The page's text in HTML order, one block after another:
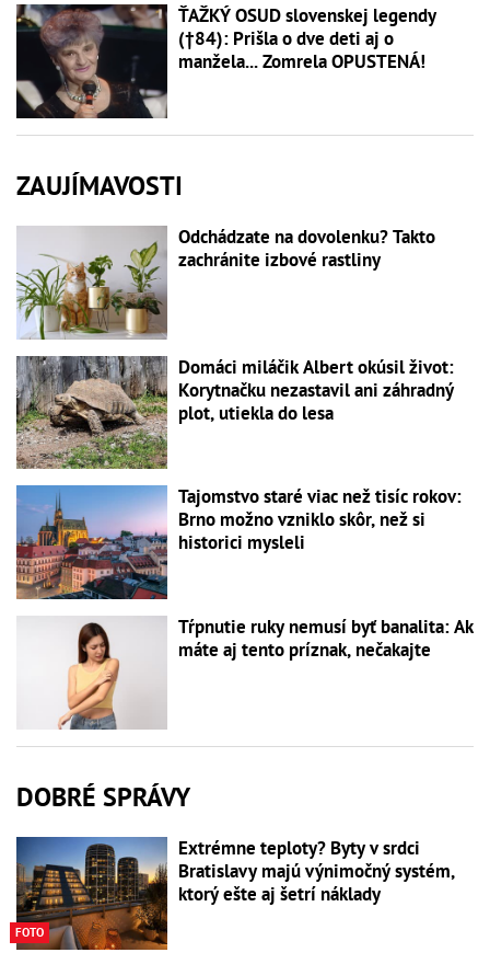
ŤAŽKÝ OSUD slovenskej legendy
(†84): Prišla o dve deti aj o
manžela... Zomrela OPUSTENÁ!
ZAUJÍMAVOSTI
Odchádzate na dovolenku? Takto
zachránite izbové rastliny
Domáci miláčik Albert okúsil život:
Korytnačku nezastavil ani záhradný
plot, utiekla do lesa
Tajomstvo staré viac než tisíc rokov:
Brno možno vzniklo skôr, než si
historici mysleli
Tŕpnutie ruky nemusí byť banalita: Ak
máte aj tento príznak, nečakajte
DOBRÉ SPRÁVY
FOTO
Extrémne teploty? Byty v srdci
Bratislavy majú výnimočný systém,
ktorý ešte aj šetrí náklady